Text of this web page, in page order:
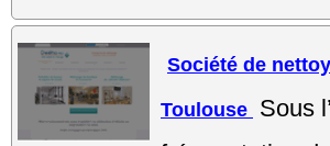
Société de
Toulouse Sous